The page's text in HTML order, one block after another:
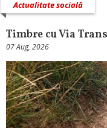
Actualitate socială
Timbre cu Via
07 Aug, 2026